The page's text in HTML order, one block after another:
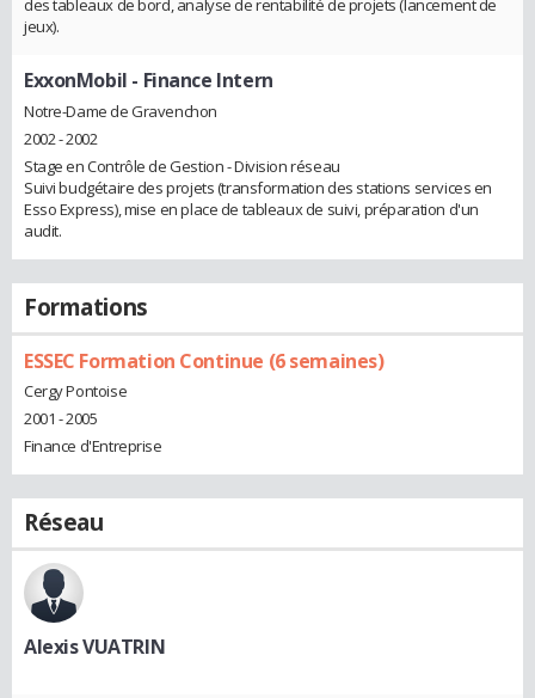
des tableaux de bord, analyse de rentabilité de projets (lancement de
jeux).
ExxonMobil - Finance Intern
Notre-Dame de Gravenchon
2002 - 2002
Stage en Contrôle de Gestion - Division réseau
Suivi budgétaire des projets (transformation des stations services en
Esso Express), mise en place de tableaux de suivi, préparation d'un
audit.
Formations
ESSEC Formation Continue (6 semaines)
Cergy Pontoise
2001 - 2005
Finance d'Entreprise
Réseau
Alexis VUATRIN